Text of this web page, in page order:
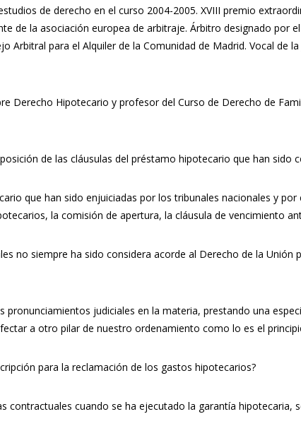
de derecho en el curso 2004-2005. XVIII premio
de la asociación europea de arbitraje. Árbitro designado por
Arbitral para el Alquiler de la Comunidad de Madrid. Vocal de
Derecho Hipotecario y profesor del Curso de Derecho de
de las cláusulas del préstamo hipotecario que han sido
que han sido enjuiciadas por los tribunales nacionales y
la comisión de apertura, la cláusula de vencimiento
no siempre ha sido considera acorde al Derecho de la
judiciales en la materia, prestando una
a otro pilar de nuestro ordenamiento como lo es el
para la reclamación de los gastos hipotecarios?
contractuales cuando se ha ejecutado la garantía